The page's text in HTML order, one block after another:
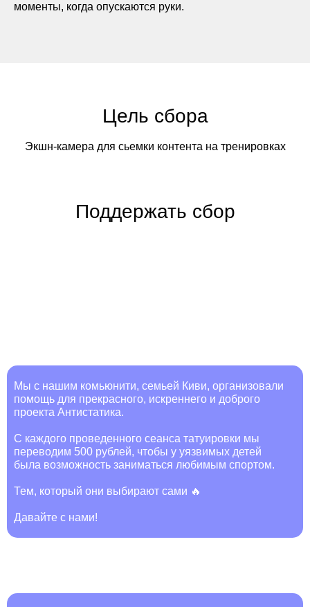
моменты, когда опускаются руки.
Цель сбора
Экшн-камера для сьемки контента на тренировках
Поддержать сбор
Мы с нашим комьюнити, семьей Киви, организовали
помощь для прекрасного, искреннего и доброго
проекта Антистатика.
С каждого проведенного сеанса татуировки мы
переводим 500 рублей, чтобы у уязвимых детей
была возможность заниматься любимым спортом.
Тем, который они выбирают сами 🔥
Давайте с нами!